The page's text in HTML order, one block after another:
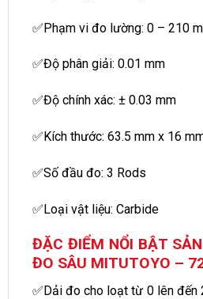
✅Phạm vi đo lường: 0 – 210
✅Độ phân giải: 0.01 mm
✅Độ chính xác: ± 0.03 mm
✅Kích thước: 63.5 mm x 16
✅Số đầu đo: 3 Rods
✅Loại vật liệu: Carbide
ĐẶC ĐIỂM NỔI BẬT
ĐO SÂU MITUTOYO –
✅Dải đo cho loạt từ 0 lên đến